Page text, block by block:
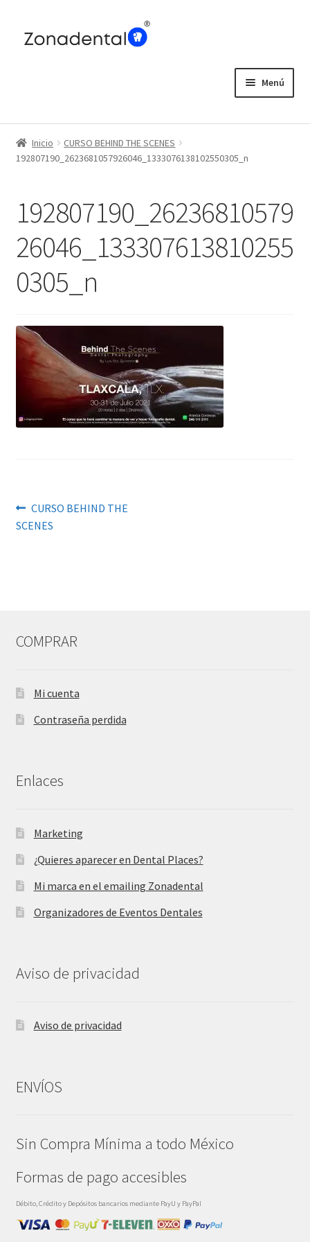
Menú
Blog
Inicio
CURSO BEHIND THE SCENES
192807190_2623681057926046_1333076138102550305_n
192807190_26236810579
26046_133307613810255
0305_n
Navegación
de
Anterior:
CURSO BEHIND THE
SCENES
COMPRAR
Mi cuenta
Contraseña perdida
Enlaces
Marketing
¿Quieres aparecer en Dental Places?
Mi marca en el emailing Zonadental
Organizadores de Eventos Dentales
Aviso de privacidad
Aviso de privacidad
ENVÍOS
Sin Compra Mínima a todo México
Formas de pago accesibles
Débito, Crédito y Depósitos bancarios mediante PayU y PayPal